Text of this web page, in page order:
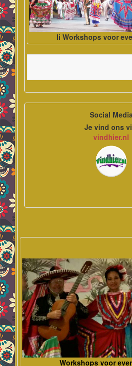
li Workshops voor
Social Media
Je vind ons
vindhier.nl
Workshops voor